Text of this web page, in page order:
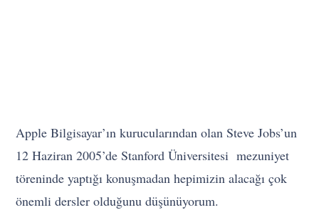
Apple Bilgisayar’ın kurucularından olan Steve Jobs’un
12 Haziran 2005’de Stanford Üniversitesi mezuniyet
töreninde yaptığı konuşmadan hepimizin alacağı çok
önemli dersler olduğunu düşünüyorum.